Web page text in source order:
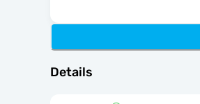
Details